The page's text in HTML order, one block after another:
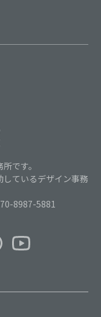
です。
ているデザイン事務
8987-5881